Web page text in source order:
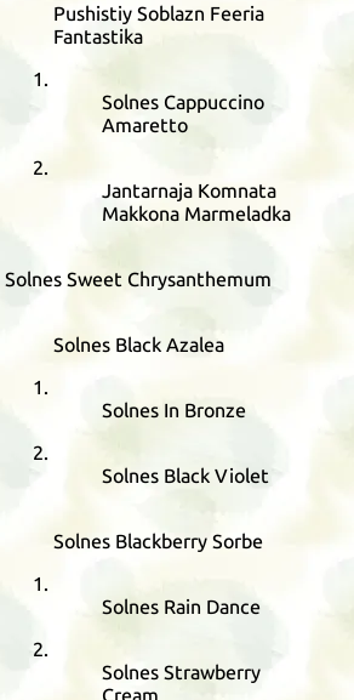
Pushistiy Soblazn Feeria
Fantastika
Solnes Cappuccino
Amaretto
Jantarnaja Komnata
Makkona Marmeladka
Solnes Sweet Chrysanthemum
Solnes Black Azalea
Solnes In Bronze
Solnes Black Violet
Solnes Blackberry Sorbe
Solnes Rain Dance
Solnes Strawberry